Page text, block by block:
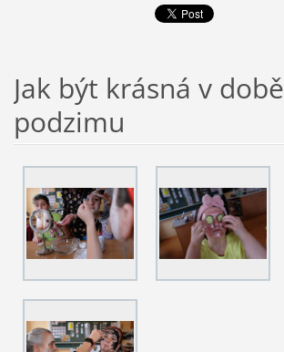
Jak být krásná v době
podzimu